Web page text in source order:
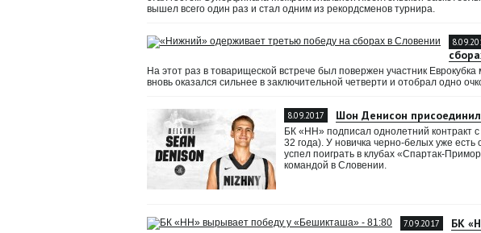
вышел всего один раз и стал одним из рекордсменов турнира.
На этот раз в товарищеской встрече был повержен участник
вновь оказался сильнее в заключительной четверти и отобрал одно
8.09.2017 Шон Денисон
БК «НН» подписал однолетний контракт
32 года). У новичка черно-белых уже
успел поиграть в клубах «Спартак-
командой в Словении.
7.09.2017 БК